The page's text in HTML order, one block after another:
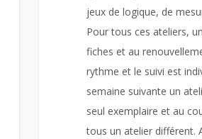
jeux de logique, de
Pour tous ces ateliers,
fiches et au
rythme et le suivi est
semaine suivante un
seul exemplaire et au
tous un atelier différent.